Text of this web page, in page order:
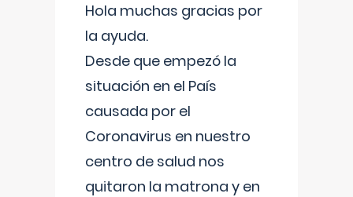
Hola muchas gracias por
la ayuda.
Desde que empezó la
situación en el País
causada por el
Coronavirus en nuestro
centro de salud nos
quitaron la matrona y en